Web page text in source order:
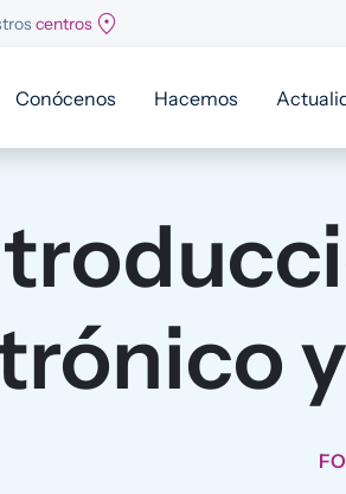
centros
Conócenos Hacemos